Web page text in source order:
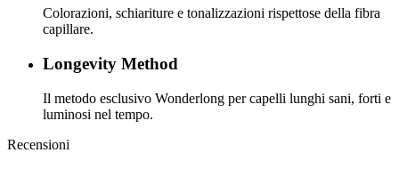
Colorazioni, schiariture e tonalizzazioni rispettose della fibra
capillare.
Longevity Method
Il metodo esclusivo Wonderlong per capelli lunghi sani, forti e
luminosi nel tempo.
Recensioni